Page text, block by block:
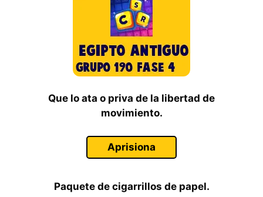
Que lo ata o priva de la libertad de
movimiento.
Aprisiona
Paquete de cigarrillos de papel.